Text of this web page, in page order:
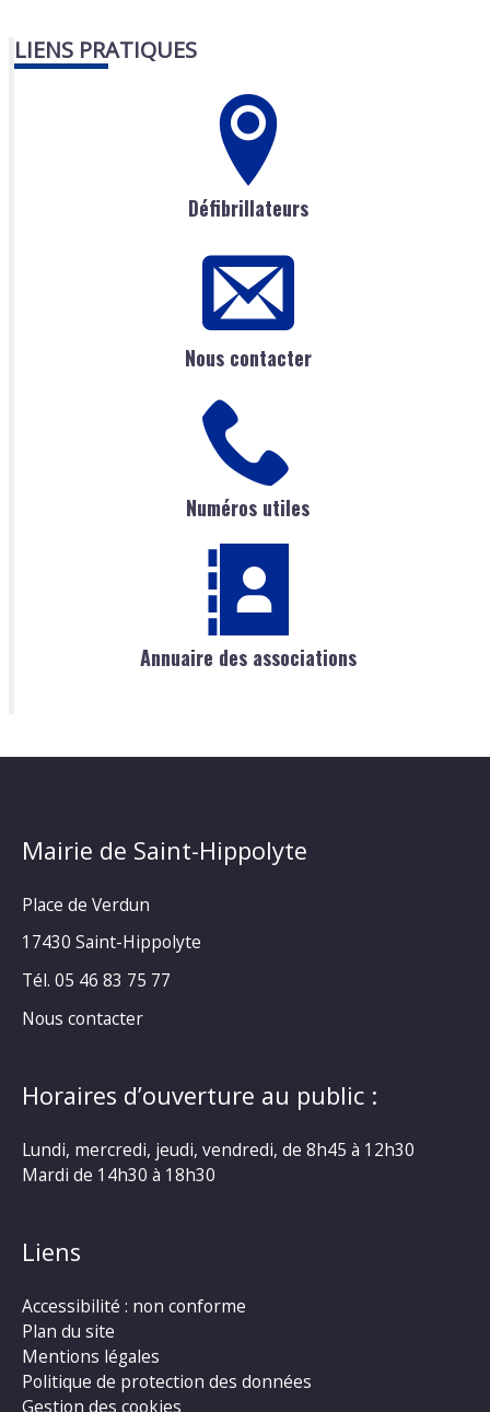
LIENS PRATIQUES
Défibrillateurs
Nous contacter
Numéros utiles
Annuaire des associations
Mairie de Saint-Hippolyte
Place de Verdun
17430 Saint-Hippolyte
Tél. 05 46 83 75 77
Nous contacter
Horaires d’ouverture au public :
Lundi, mercredi, jeudi, vendredi, de 8h45 à 12h30
Mardi de 14h30 à 18h30
Liens
Accessibilité : non conforme
Plan du site
Mentions légales
Politique de protection des données
Gestion des cookies